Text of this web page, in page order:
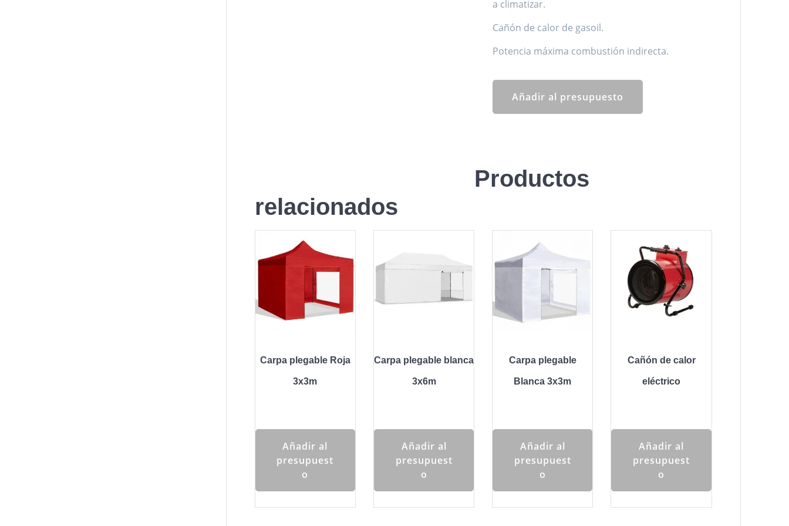
a climatizar.
Cañón de calor de gasoil.
Potencia máxima combustión indirecta.
Añadir al presupuesto
Productos
relacionados
Carpa plegable Roja
3x3m
Añadir al
presupuest
o
Carpa plegable blanca
3x6m
Añadir al
presupuest
o
Carpa plegable
Blanca 3x3m
Añadir al
presupuest
o
Cañón de calor
eléctrico
Añadir al
presupuest
o